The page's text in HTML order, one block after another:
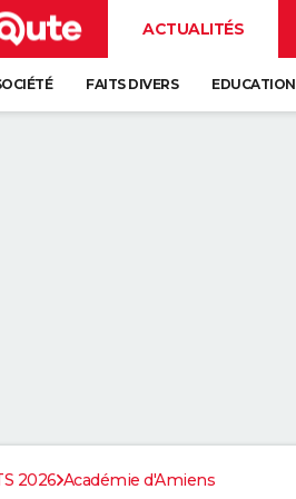
ACTUALITÉS
FAITS DIVERS EDUCATION
2026 Académie d'Amiens